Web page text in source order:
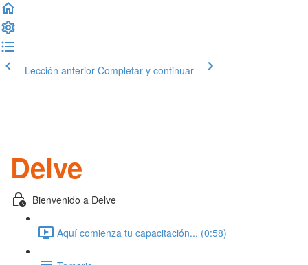
Lección anterior Completar y continuar
Delve
Bienvenido a Delve
Aquí comienza tu capacitación... (0:58)